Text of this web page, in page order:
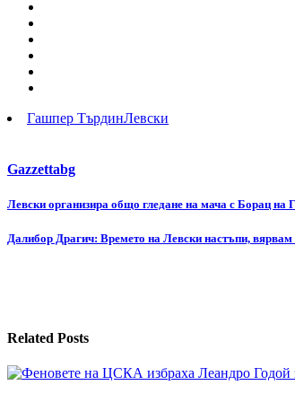
Гашпер ТърдинЛевски
Gazzettabg
Навигация
Левски организира общо гледане на мача с Борац на
Далибор Драгич: Времето на Левски настъпи, вярвам
Related Posts